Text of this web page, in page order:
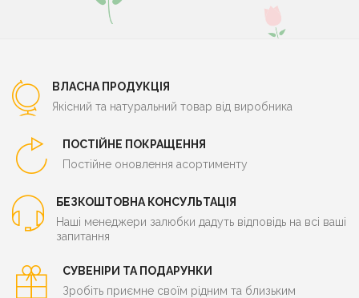
ВЛАСНА ПРОДУКЦІЯ
Якісний та натуральний товар від виробника
ПОСТІЙНЕ ПОКРАЩЕННЯ
Постійне оновлення асортименту
БЕЗКОШТОВНА КОНСУЛЬТАЦІЯ
Наші менеджери залюбки дадуть відповідь на всі ваші
запитання
СУВЕНІРИ ТА ПОДАРУНКИ
Зробіть приємне своїм рідним та близьким